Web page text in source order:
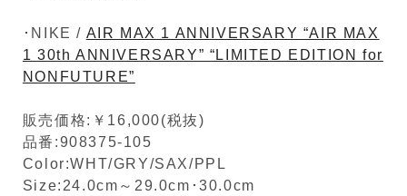
･NIKE / AIR MAX 1 ANNIVERSARY “AIR MAX
1 30th ANNIVERSARY” “LIMITED EDITION for
NONFUTURE”
販売価格:￥16,000(税抜)
品番:908375-105
Color:WHT/GRY/SAX/PPL
Size:24.0cm～29.0cm･30.0cm